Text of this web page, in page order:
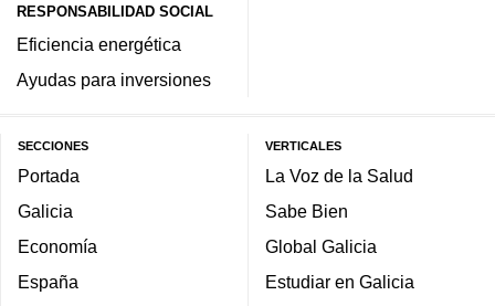
RESPONSABILIDAD SOCIAL
Eficiencia energética
Ayudas para inversiones
SECCIONES
Portada
Galicia
Economía
España
VERTICALES
La Voz de la Salud
Sabe Bien
Global Galicia
Estudiar en Galicia